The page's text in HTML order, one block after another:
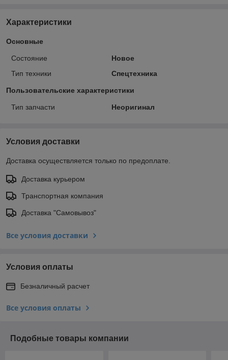
Характеристики
Основные
Состояние
Новое
Тип техники
Спецтехника
Пользовательские характеристики
Тип запчасти Неоригинал
Условия доставки
Доставка осуществляется только по предоплате.
Доставка курьером
Транспортная компания
Доставка "Самовывоз"
Все условия доставки
Условия оплаты
Безналичный расчет
Все условия оплаты
Подобные товары компании